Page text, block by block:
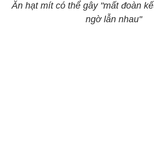
Ăn hạt mít có thể gây "mất đoàn
ngờ lẫn nhau"